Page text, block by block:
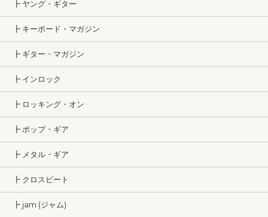
┣ ヤング・ギター
┣ キーボード・マガジン
┣ ギター・マガジン
┣ インロック
┣ ロッキング・オン
┣ ポップ・ギア
┣ メタル・ギア
┣ クロスビート
┣ jam (ジャム)